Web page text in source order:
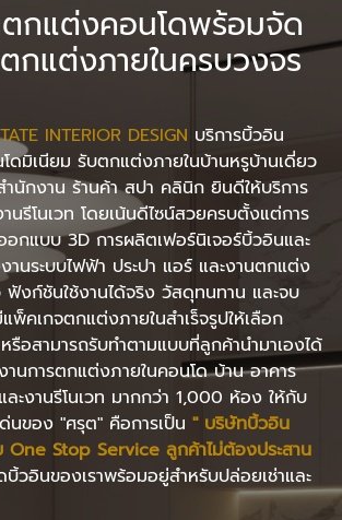
กแต่งคอนโดพร้อมจัด
กแต่งภายในครบวงจร
INTERIOR DESIGN บริการบิ้วอิน
ดมิเนียม รับตกแต่งภายในบ้านหรูบ้านเดี่ยว
ำนักงาน ร้านค้า สปา คลินิก ยินดีให้บริการ
นรีโนเวท โดยเน้นดีไซน์สวยครบตั้งแต่การ
กแบบ 3D การผลิตเฟอร์นิเจอร์บิ้วอินและ
นระบบไฟฟ้า ประปา แอร์ และงานตกแต่ง
ฟังก์ชันใช้งานได้จริง วัสดุทนทาน และจบ
พ็คเกจตกแต่งภายในสำเร็จรูปให้เลือก
อสามารถรับทำตามแบบที่ลูกค้านำมาเองได้
านการตกแต่งภายในคอนโด บ้าน อาคาร
ะงานรีโนเวท มากกว่า 1,000 ห้อง ให้กับ
นของ "ศรุต" คือการเป็น " บริษัทบิ้วอิน
Stop Service ลูกค้าไม่ต้องประสาน
บิ้วอินของเราพร้อมอยู่สำหรับปล่อยเช่าและ